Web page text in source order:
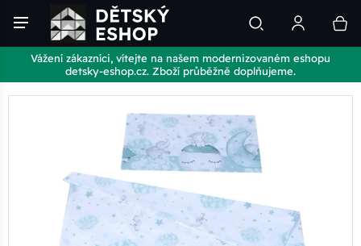
Vážení zákazníci, vítejte na našem modernizovaném eshopu
detsky-eshop.cz. Zboží průběžně doplňujeme.